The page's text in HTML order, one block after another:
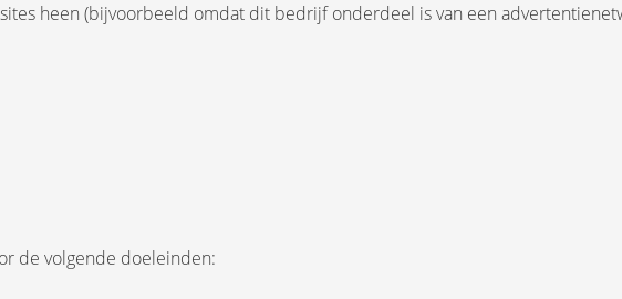
heen (bijvoorbeeld omdat dit bedrijf onderdeel is van een
de volgende doeleinden: